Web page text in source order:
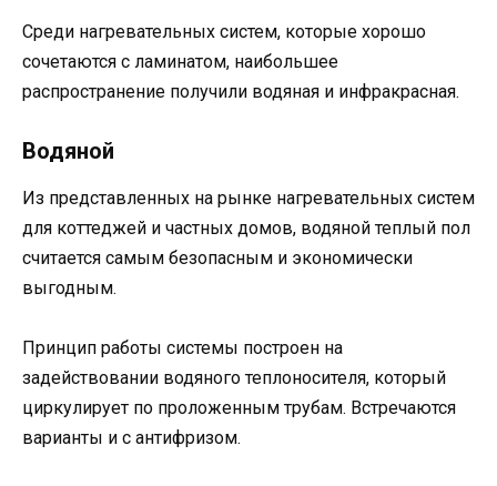
Среди нагревательных систем, которые хорошо
сочетаются с ламинатом, наибольшее
распространение получили водяная и инфракрасная.
Водяной
Из представленных на рынке нагревательных систем
для коттеджей и частных домов, водяной теплый пол
считается самым безопасным и экономически
выгодным.
Принцип работы системы построен на
задействовании водяного теплоносителя, который
циркулирует по проложенным трубам. Встречаются
варианты и с антифризом.